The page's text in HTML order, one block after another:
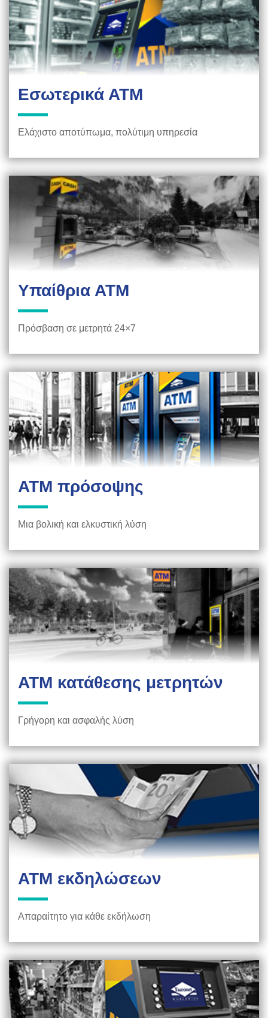
Εσωτερικά ΑΤΜ
Ελάχιστο αποτύπωμα, πολύτιμη υπηρεσία
Υπαίθρια ΑΤΜ
Πρόσβαση σε μετρητά 24×7
ΑΤΜ πρόσοψης
Μια βολική και ελκυστική λύση
ΑΤΜ κατάθεσης μετρητών
Γρήγορη και ασφαλής λύση
ΑΤΜ εκδηλώσεων
Απαραίτητο για κάθε εκδήλωση